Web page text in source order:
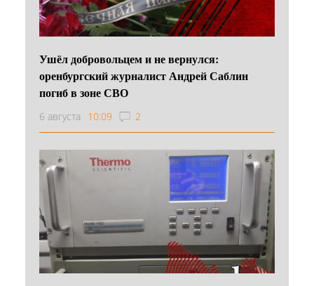
Ушёл добровольцем и не вернулся:
оренбургский журналист Андрей Саблин
погиб в зоне СВО
6 августа 10:09 2